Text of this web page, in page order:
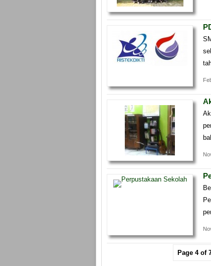
Page 4 of